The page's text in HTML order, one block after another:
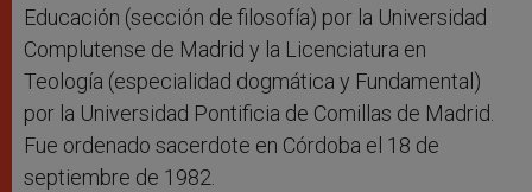
Educación (sección de filosofía) por la Universidad
Complutense de Madrid y la Licenciatura en
Teología (especialidad dogmática y Fundamental)
por la Universidad Pontificia de Comillas de Madrid.
Fue ordenado sacerdote en Córdoba el 18 de
septiembre de 1982.